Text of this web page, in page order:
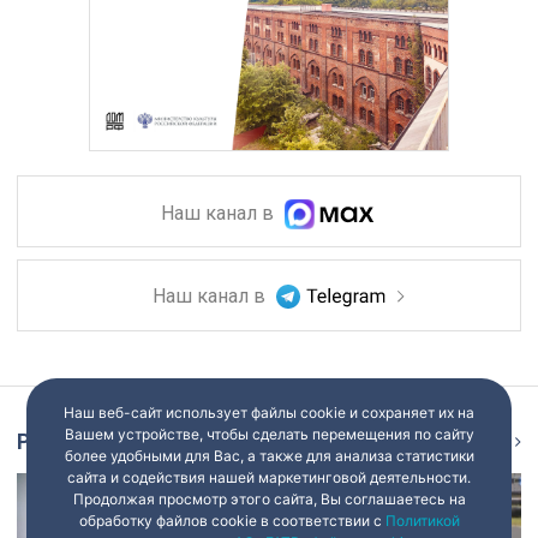
Наш канал в
Наш канал в
Репортаж
Наш веб-сайт использует файлы cookie и сохраняет их на
Вашем устройстве, чтобы сделать перемещения по сайту
более удобными для Вас, а также для анализа статистики
сайта и содействия нашей маркетинговой деятельности.
Продолжая просмотр этого сайта, Вы соглашаетесь на
обработку файлов cookie в соответствии с Политикой